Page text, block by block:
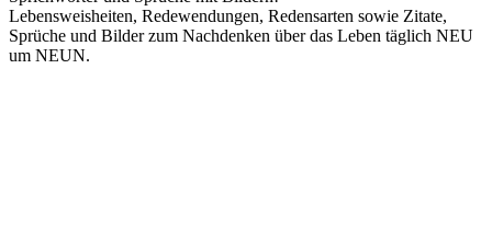
Lebensweisheiten, Redewendungen, Redensarten sowie Zitate,
Sprüche und Bilder zum Nachdenken über das Leben täglich NEU
um NEUN.